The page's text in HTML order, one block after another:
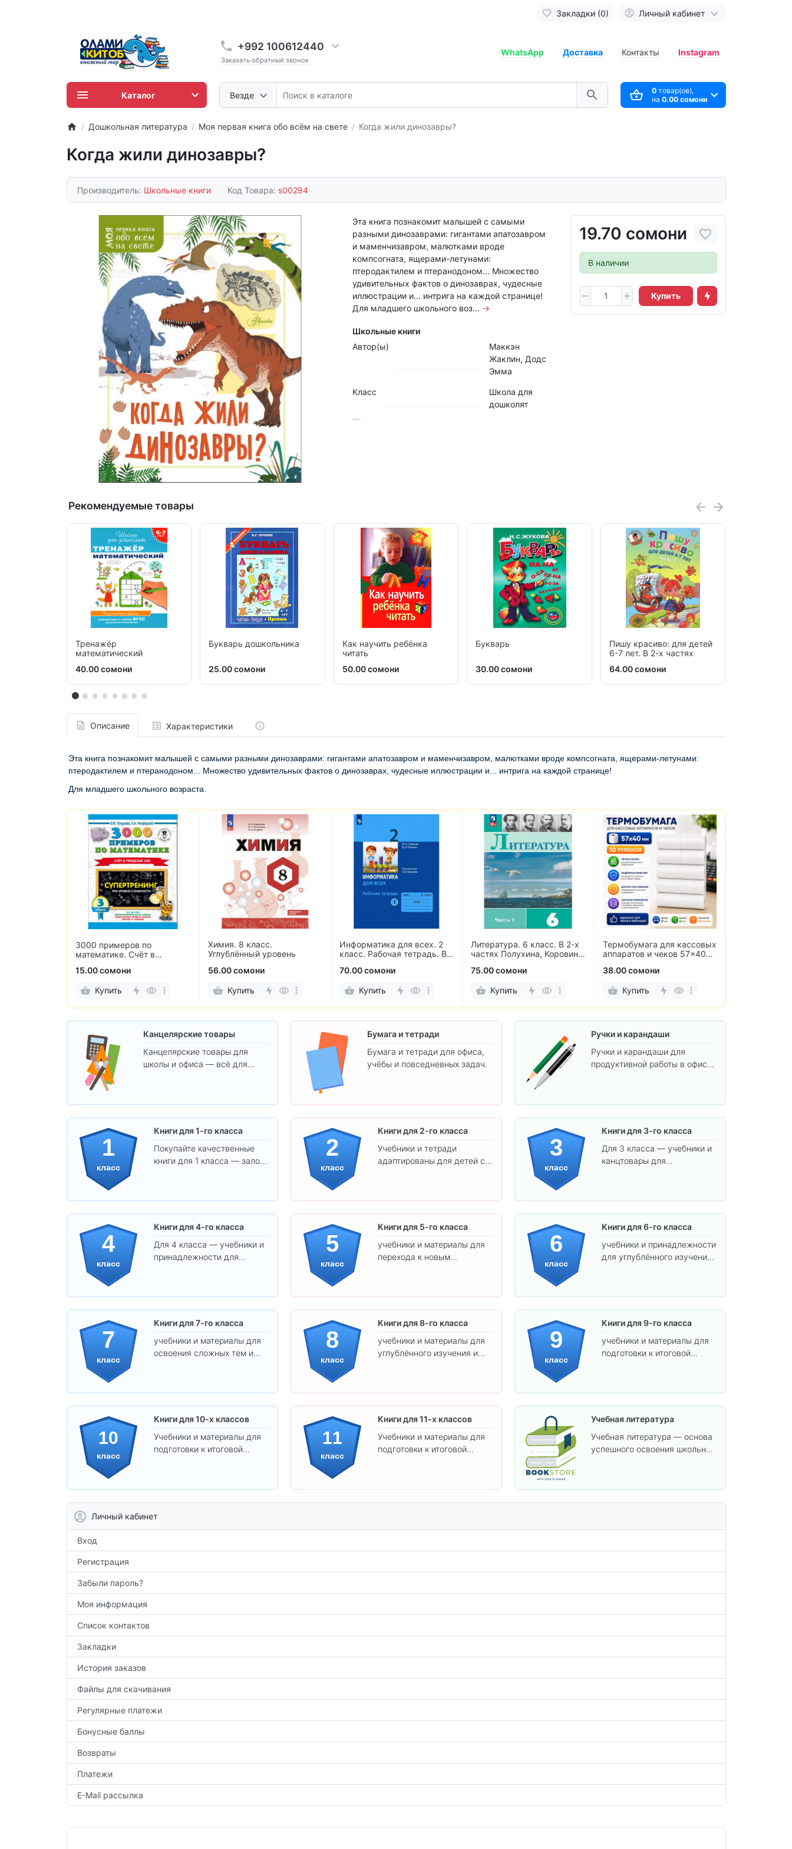
Закладки (0) Личный кабинет
+992 100612440
Заказать обратный звонок
Везде
WhatsApp Доставка Контакты Instagram
0товар(ов),
на 0.00 сомони
Каталог
Дошкольная литература Моя первая книга обо всём на свете Когда жили динозавры?
Когда жили динозавры?
Производитель: Школьные книги Код Товара: s00294
19.70 сомони
В наличии
Купить
Эта книга познакомит малышей с самыми
разными динозаврами: гигантами апатозавром
и маменчизавром, малютками вроде
компсогната, ящерами-летунами:
птеродактилем и птеранодоном... Множество
удивительных фактов о динозаврах, чудесные
иллюстрации и... интрига на каждой странице!
Для младшего школьного воз... →
Школьные книги
Автор(ы)
Маккэн
Жаклин, Додс
Эмма
Класс
Школа для
дошколят
...
Рекомендуемые товары
Тренажёр
математический
40.00 сомони
Букварь дошкольника
25.00 сомони
Как научить ребёнка
читать
50.00 сомони
Букварь
30.00 сомони
Пишу красиво: для детей
6-7 лет. В 2-х частях
64.00 сомони
Описание Характеристики
Эта книга познакомит малышей с самыми разными динозаврами: гигантами апатозавром и маменчизавром, малютками вроде компсогната, ящерами-летунами:
птеродактилем и птеранодоном... Множество удивительных фактов о динозаврах, чудесные иллюстрации и... интрига на каждой странице!
Для младшего школьного возраста.
3000 примеров по
математике. Счёт в
15.00 сомони
Купить
Химия. 8 класс.
Углублённый уровень
56.00 сомони
Купить
Информатика для всех. 2
класс. Рабочая тетрадь. В
70.00 сомони
Купить
Литература. 6 класс. В 2-х
частях Полухина, Коровина,
75.00 сомони
Купить
Термобумага для кассовых
аппаратов и чеков 57×40
38.00 сомони
Купить
Канцелярские товары
Канцелярские товары для
школы и офиса — всё для
Бумага и тетради
Бумага и тетради для офиса,
учёбы и повседневных задач.
Ручки и карандаши
Ручки и карандаши для
продуктивной работы в офисе
1
класс
Книги для 1-го класса
Покупайте качественные
книги для 1 класса — залог
2
класс
Книги для 2-го класса
Учебники и тетради
адаптированы для детей с
товары соответствуют
3
класс
Книги для 3-го класса
Для 3 класса — учебники и
канцтовары для
4
класс
Книги для 4-го класса
Для 4 класса — учебники и
принадлежности для
5
класс
Книги для 5-го класса
учебники и материалы для
перехода к новым
6
класс
Книги для 6-го класса
учебники и принадлежности
для углублённого изучения
7
класс
Книги для 7-го класса
учебники и материалы для
освоения сложных тем и
8
класс
Книги для 8-го класса
учебники и материалы для
углублённого изучения и
9
класс
Книги для 9-го класса
учебники и материалы для
подготовки к итоговой
10
класс
Книги для 10-х классов
Учебники и материалы для
подготовки к итоговой
11
класс
Книги для 11-х классов
Учебники и материалы для
подготовки к итоговой
Учебная литература
Учебная литература — основа
успешного освоения школьной
предметам.
Личный кабинет
Вход
Регистрация
Забыли пароль?
Моя информация
Список контактов
Закладки
История заказов
Файлы для скачивания
Регулярные платежи
Бонусные баллы
Возвраты
Платежи
E-Mail рассылка